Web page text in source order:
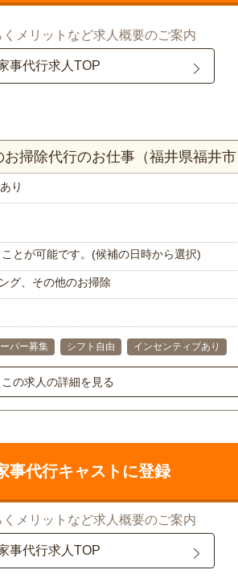
メリットなど求人概要のご案内
事代行求人TOP
掃除代行のお仕事（福井県福井
り
とが可能です。(候補の日時から選択)
グ、その他のお掃除
パー募集 シフト自由 インセンティブあり
この求人の詳細を見る
事代行キャストに登録
メリットなど求人概要のご案内
事代行求人TOP